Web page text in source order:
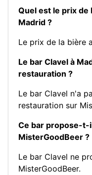
Quel est le prix de
Madrid ?
Le prix de la bière
Le bar Clavel à
restauration ?
Le bar Clavel n'a
restauration sur
Ce bar propose-t-
MisterGoodBeer ?
Le bar Clavel ne
MisterGoodBeer.